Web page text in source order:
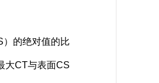
的绝对值的比
大CT与表面CS